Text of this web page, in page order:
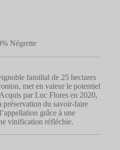
Négrette
familial de 25 hectares
met en valeur le potentiel
par Luc Flores en 2020,
préservation du savoir-faire
grâce à une
vinification réfléchie.